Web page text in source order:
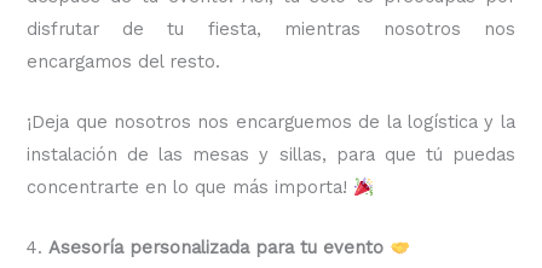
disfrutar de tu fiesta, mientras nosotros nos
encargamos del resto.
¡Deja que nosotros nos encarguemos de la logística y la
instalación de las mesas y sillas, para que tú puedas
concentrarte en lo que más importa!
4.Asesoría personalizada para tu evento